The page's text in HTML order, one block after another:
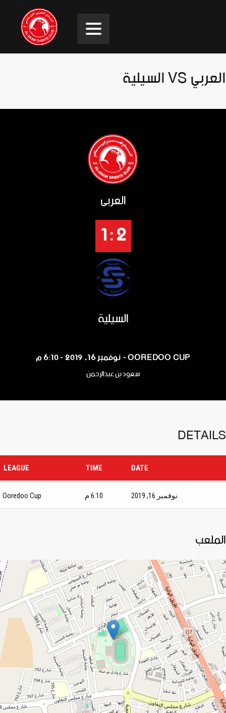
العربي VS السيلية
العربي
2 : 1
السيلية
OOREDOO CUP - نوفمبر 16, 2019 - 6:10 م
سعود بن عبدالرحمن
DETAILS
DATE
TIME
LEAGUE
نوفمبر 16, 2019 6:10 م Ooredoo Cup
الملعب